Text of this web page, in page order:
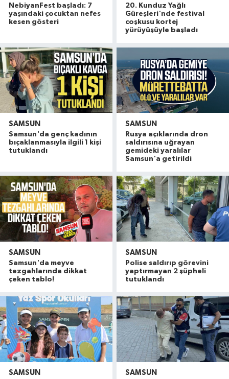
NebiyanFest başladı: 7
yaşındaki çocuktan nefes
kesen gösteri
20. Kunduz Yağlı
Güreşleri'nde festival
coşkusu kortej
yürüyüşüyle başladı
SAMSUN
Samsun'da genç kadının
bıçaklanmasıyla ilgili 1 kişi
tutuklandı
SAMSUN
Rusya açıklarında dron
saldırısına uğrayan
gemideki yaralılar
Samsun'a getirildi
SAMSUN
Samsun'da meyve
tezgahlarında dikkat
çeken tablo!
SAMSUN
Polise saldırıp görevini
yaptırmayan 2 şüpheli
tutuklandı
SAMSUN SAMSUN